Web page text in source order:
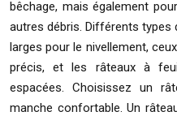
bêchage, mais également
autres débris. Différents types
larges pour le nivellement,
précis, et les râteaux à
espacées. Choisissez un
manche confortable. Un